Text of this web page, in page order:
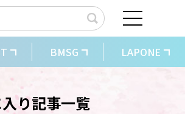
BMSG LAPONE
り記事一覧